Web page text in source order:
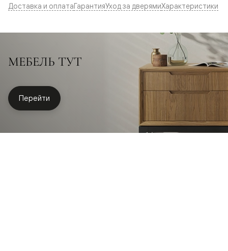
Доставка и оплатаГарантияУход за дверямиХарактеристики
МЕБЕЛЬ ТУТ
Перейти